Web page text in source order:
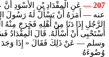
207 —
عَنِ الْمِقْدَادِ بْنِ الأَسْوَدِ
عنه — أَمَرَهُ أَنْ يَسْأَلَ لَهُ رَسُولَ
الرَّجُلِ إِذَا دَنَا مِنْ أَهْلِهِ فَخَرَجَ مِنْهُ
أَسْتَحْيِى أَنْ أَسْأَلَهُ. قَالَ
وسلم — عَنْ ذَلِكَ فَقَالَ « إِذَا وَجَدَ
وُضُوءَهُ